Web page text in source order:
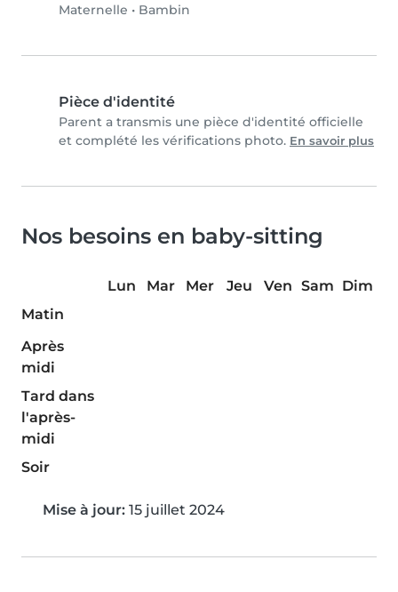
Maternelle • Bambin
Pièce d'identité
Parent a transmis une pièce d'identité officielle
et complété les vérifications photo. En savoir plus
Nos besoins en baby-sitting
Lun Mar Mer Jeu Ven Sam Dim
Matin
Après
midi
Tard dans
l'après-
midi
Soir
Mise à jour: 15 juillet 2024